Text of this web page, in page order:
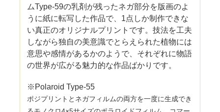
ムType-59の乳剤が残ったネガ部分を版画のよ
うに紙に転写した作品で、1点しか制作できな
い真正のオリジナルプリントです。技法を工夫
しながら独自の美意識でとらえられた植物には
意思や感情があるかのようで、それぞれに物語
の世界が広がる魅力的な作品ばかりです。
※Polaroid Type-55
ポジプリントとネガフィルムの両方を一度に生成でき